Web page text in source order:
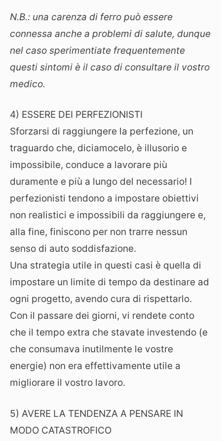
N.B.: una carenza di ferro può essere
connessa anche a problemi di salute, dunque
nel caso sperimentiate frequentemente
questi sintomi è il caso di consultare il vostro
medico.
4) ESSERE DEI PERFEZIONISTI
Sforzarsi di raggiungere la perfezione, un
traguardo che, diciamocelo, è illusorio e
impossibile, conduce a lavorare più
duramente e più a lungo del necessario! I
perfezionisti tendono a impostare obiettivi
non realistici e impossibili da raggiungere e,
alla fine, finiscono per non trarre nessun
senso di auto soddisfazione.
Una strategia utile in questi casi è quella di
impostare un limite di tempo da destinare ad
ogni progetto, avendo cura di rispettarlo.
Con il passare dei giorni, vi rendete conto
che il tempo extra che stavate investendo (e
che consumava inutilmente le vostre
energie) non era effettivamente utile a
migliorare il vostro lavoro.
5) AVERE LA TENDENZA A PENSARE IN
MODO CATASTROFICO